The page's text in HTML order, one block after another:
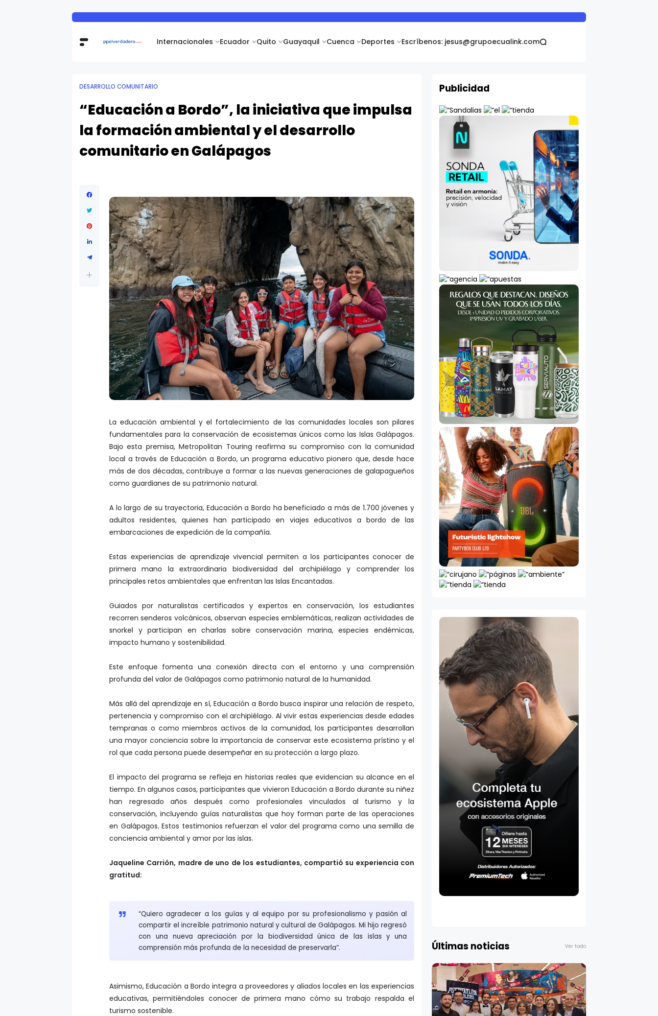
Internacionales Ecuador Quito Guayaquil Cuenca Deportes Escríbenos: jesus@grupoecualink.com
DESARROLLO COMUNITARIO
“Educación a Bordo”, la iniciativa que impulsa
la formación ambiental y el desarrollo
comunitario en Galápagos
La educación ambiental y el fortalecimiento de las comunidades locales son pilares
fundamentales para la conservación de ecosistemas únicos como las Islas Galápagos.
Bajo esta premisa, Metropolitan Touring reafirma su compromiso con la comunidad
local a través de Educación a Bordo, un programa educativo pionero que, desde hace
más de dos décadas, contribuye a formar a las nuevas generaciones de galapagueños
como guardianes de su patrimonio natural.
A lo largo de su trayectoria, Educación a Bordo ha beneficiado a más de 1.700 jóvenes y
adultos residentes, quienes han participado en viajes educativos a bordo de las
embarcaciones de expedición de la compañía.
Estas experiencias de aprendizaje vivencial permiten a los participantes conocer de
primera mano la extraordinaria biodiversidad del archipiélago y comprender los
principales retos ambientales que enfrentan las Islas Encantadas.
Guiados por naturalistas certificados y expertos en conservación, los estudiantes
recorren senderos volcánicos, observan especies emblemáticas, realizan actividades de
snorkel y participan en charlas sobre conservación marina, especies endémicas,
impacto humano y sostenibilidad.
Este enfoque fomenta una conexión directa con el entorno y una comprensión
profunda del valor de Galápagos como patrimonio natural de la humanidad.
Más allá del aprendizaje en sí, Educación a Bordo busca inspirar una relación de respeto,
pertenencia y compromiso con el archipiélago. Al vivir estas experiencias desde edades
tempranas o como miembros activos de la comunidad, los participantes desarrollan
una mayor conciencia sobre la importancia de conservar este ecosistema prístino y el
rol que cada persona puede desempeñar en su protección a largo plazo.
El impacto del programa se refleja en historias reales que evidencian su alcance en el
tiempo. En algunos casos, participantes que vivieron Educación a Bordo durante su niñez
han regresado años después como profesionales vinculados al turismo y la
conservación, incluyendo guías naturalistas que hoy forman parte de las operaciones
en Galápagos. Estos testimonios refuerzan el valor del programa como una semilla de
conciencia ambiental y amor por las islas.
Jaqueline Carrión, madre de uno de los estudiantes, compartió su experiencia con
gratitud:
“Quiero agradecer a los guías y al equipo por su profesionalismo y pasión al
compartir el increíble patrimonio natural y cultural de Galápagos. Mi hijo regresó
con una nueva apreciación por la biodiversidad única de las islas y una
comprensión más profunda de la necesidad de preservarla”.
Asimismo, Educación a Bordo integra a proveedores y aliados locales en las experiencias
educativas, permitiéndoles conocer de primera mano cómo su trabajo respalda el
turismo sostenible.
Publicidad
Últimas noticias Ver todo